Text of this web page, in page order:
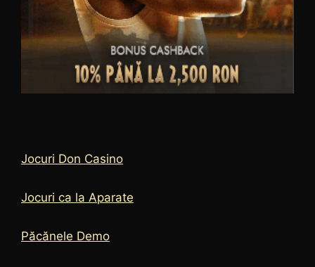
Jocuri Don Casino
Jocuri ca la Aparate
Păcănele Demo